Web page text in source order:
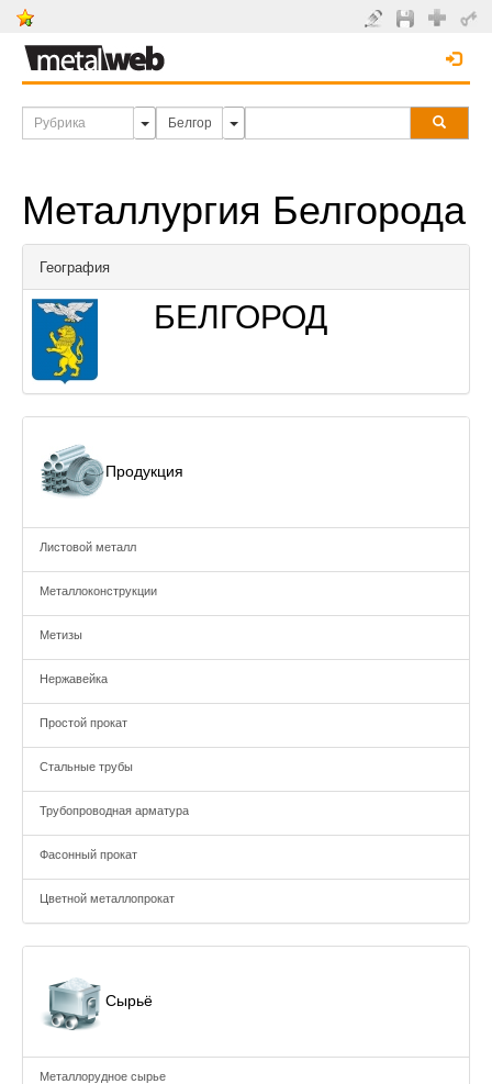
Металлургия Белгорода
География
БЕЛГОРОД
Продукция
Листовой металл
Металлоконструкции
Метизы
Нержавейка
Простой прокат
Стальные трубы
Трубопроводная арматура
Фасонный прокат
Цветной металлопрокат
Сырьё
Металлорудное сырье